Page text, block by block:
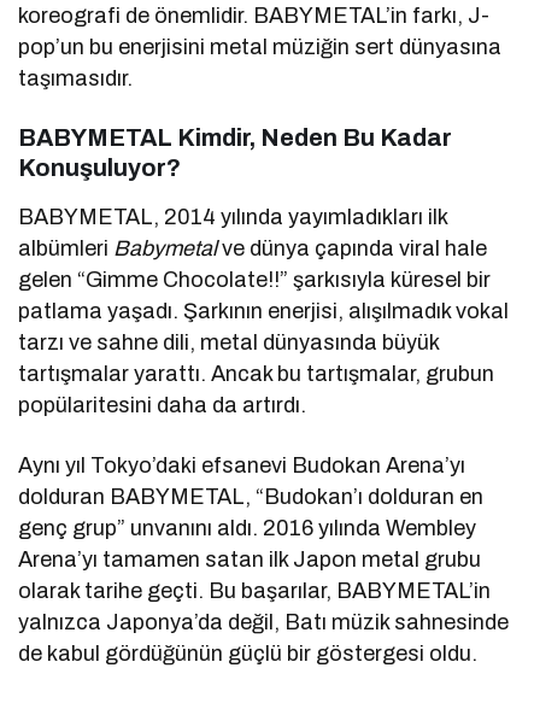
koreografi de önemlidir. BABYMETAL’in farkı, J-
pop’un bu enerjisini metal müziğin sert dünyasına
taşımasıdır.
BABYMETAL Kimdir, Neden Bu Kadar
Konuşuluyor?
BABYMETAL, 2014 yılında yayımladıkları ilk
albümleri Babymetalve dünya çapında viral hale
gelen “Gimme Chocolate!!” şarkısıyla küresel bir
patlama yaşadı. Şarkının enerjisi, alışılmadık vokal
tarzı ve sahne dili, metal dünyasında büyük
tartışmalar yarattı. Ancak bu tartışmalar, grubun
popülaritesini daha da artırdı.
Aynı yıl Tokyo’daki efsanevi Budokan Arena’yı
dolduran BABYMETAL, “Budokan’ı dolduran en
genç grup” unvanını aldı. 2016 yılında Wembley
Arena’yı tamamen satan ilk Japon metal grubu
olarak tarihe geçti. Bu başarılar, BABYMETAL’in
yalnızca Japonya’da değil, Batı müzik sahnesinde
de kabul gördüğünün güçlü bir göstergesi oldu.